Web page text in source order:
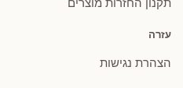
עזרה
הצהרת נגישות